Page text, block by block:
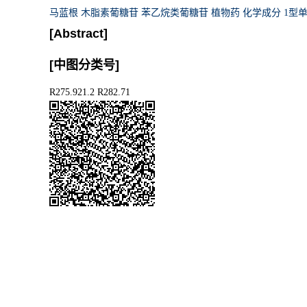
马蓝根 木脂素葡糖苷 苯乙烷类葡糖苷 植物药 化学成分 1型
[Abstract]
[中图分类号]
R275.921.2 R282.71